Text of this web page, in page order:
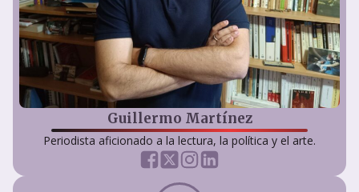
Guillermo Martínez
Periodista aficionado a la lectura, la política y el arte.